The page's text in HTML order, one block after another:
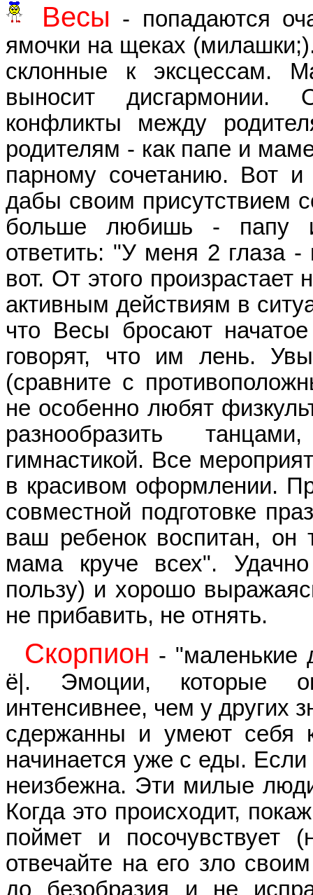
Весы - попадаются
ямочки на щеках
склонные к эксцессам.
выносит дисгармонии.
конфликты между
родителям - как папе и
парному сочетанию. Вот и
дабы своим присутствием
больше любишь - папу
ответить: "У меня 2 глаза
вот. От этого произрастает
активным действиям в
что Весы бросают
говорят, что им лень.
(сравните с
не особенно любят
разнообразить
гимнастикой. Все
в красивом оформлении.
совместной подготовке
ваш ребенок воспитан, он
мама круче всех".
пользу) и хорошо
не прибавить, не отнять.
Скорпион - "маленькие
ё|. Эмоции, которые
интенсивнее, чем у других
сдержанны и умеют себя
начинается уже с еды.
неизбежна. Эти милые
Когда это происходит,
поймет и
отвечайте на его зло
до безобразия и не